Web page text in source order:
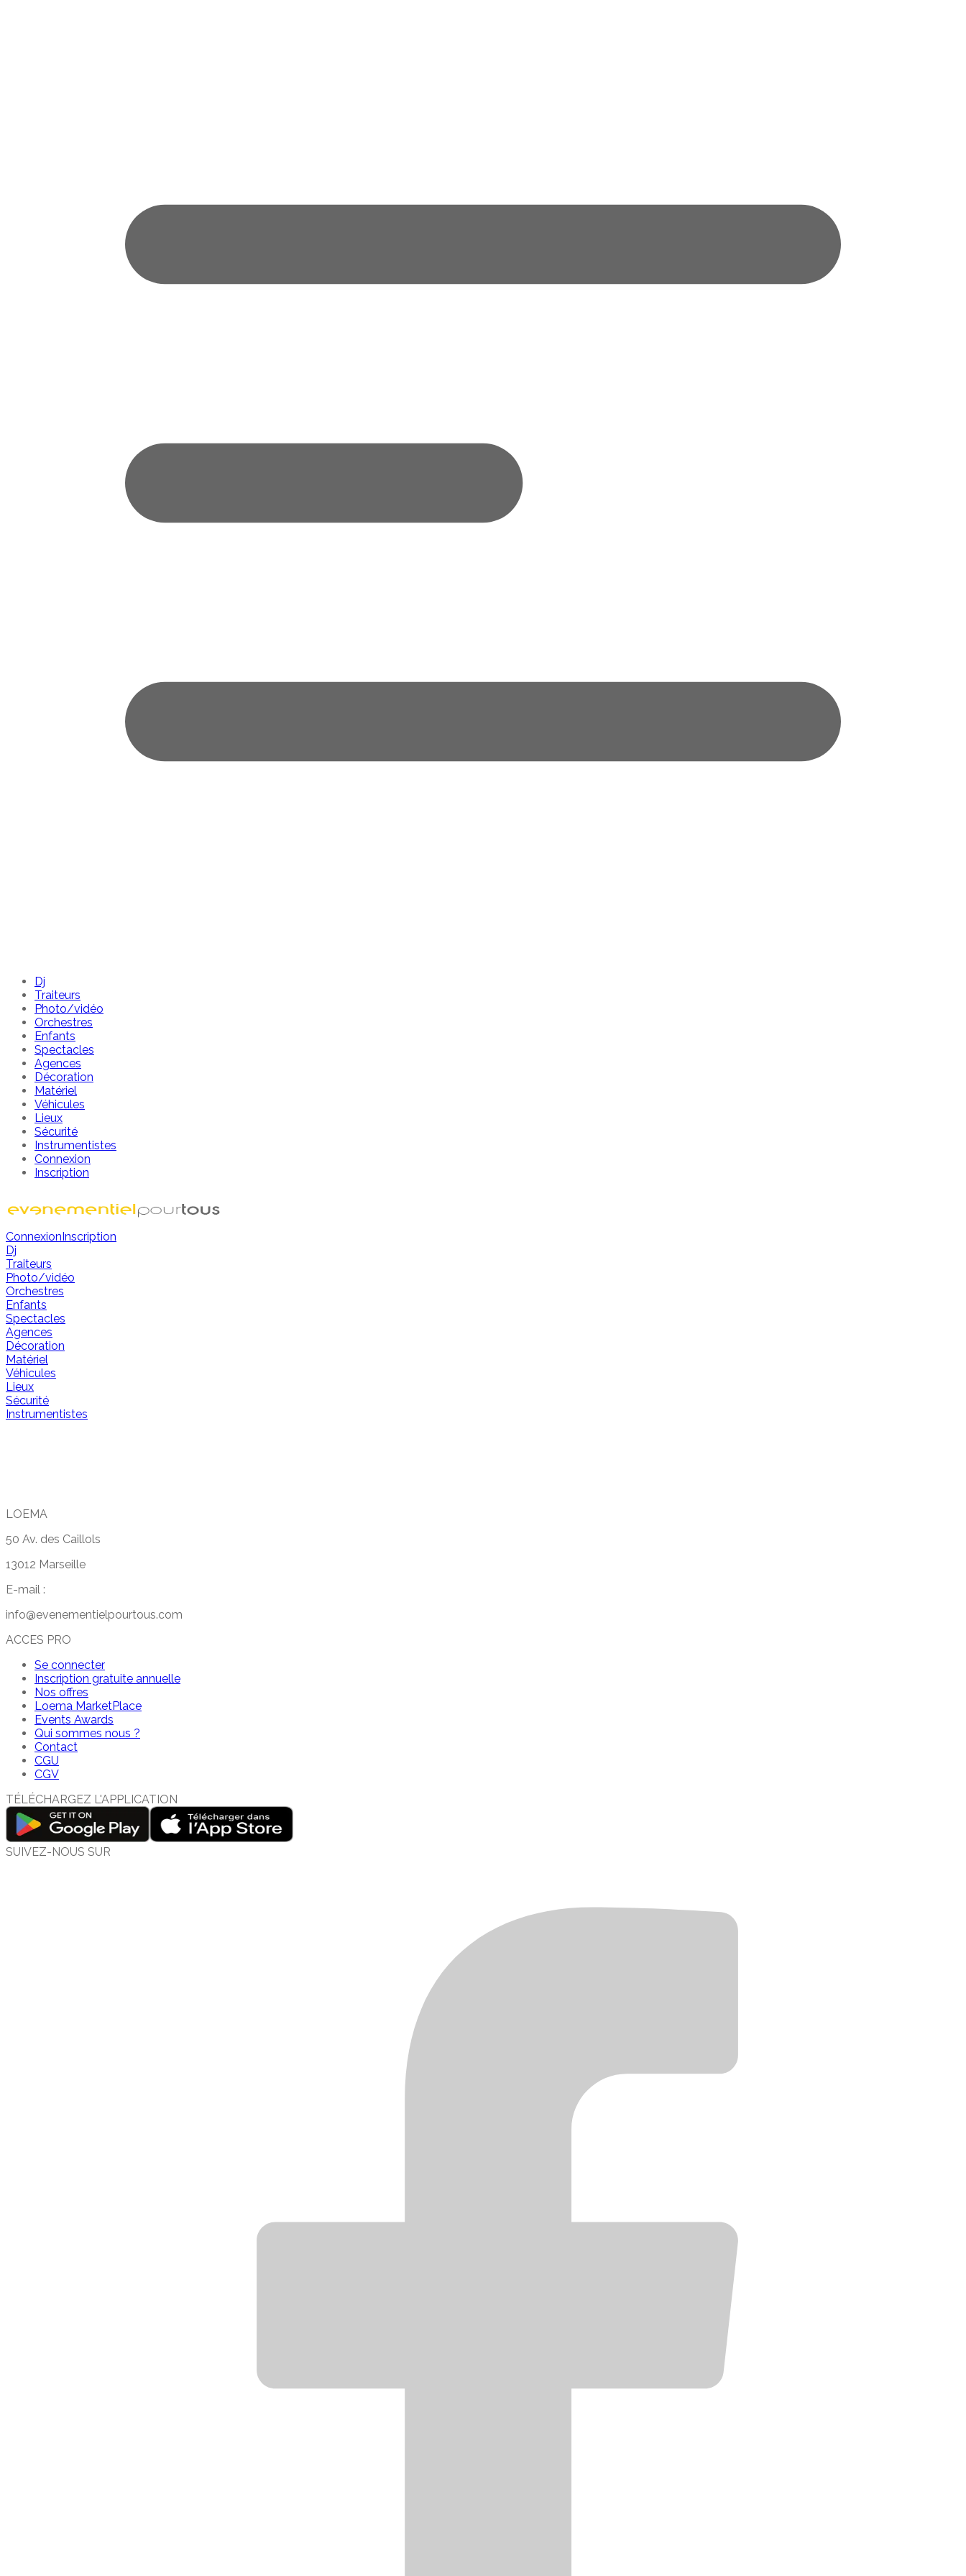
Dj
Traiteurs
Photo/vidéo
Orchestres
Enfants
Spectacles
Agences
Décoration
Matériel
Véhicules
Lieux
Sécurité
Instrumentistes
Connexion
Inscription
ConnexionInscription
Dj
Traiteurs
Photo/vidéo
Orchestres
Enfants
Spectacles
Agences
Décoration
Matériel
Véhicules
Lieux
Sécurité
Instrumentistes
LOEMA
50 Av. des Caillols
13012 Marseille
E-mail :
info@evenementielpourtous.com
ACCES PRO
Se connecter
Inscription gratuite annuelle
Nos offres
Loema MarketPlace
Events Awards
Qui sommes nous ?
Contact
CGU
CGV
TÉLÉCHARGEZ L'APPLICATION
SUIVEZ-NOUS SUR